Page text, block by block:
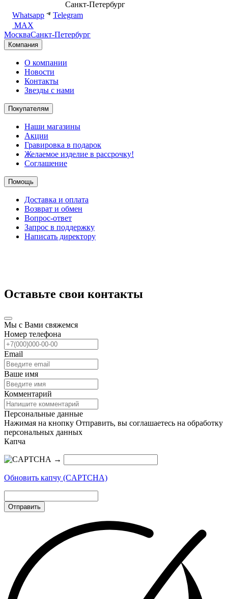
Санкт-Петербург
Whatsapp
Telegram
MAX
МоскваСанкт-Петербург
Компания
О компании
Новости
Контакты
Звезды с нами
Покупателям
Наши магазины
Акции
Гравировка в подарок
Желаемое изделие в рассрочку!
Соглашение
Помощь
Доставка и оплата
Возврат и обмен
Вопрос-ответ
Запрос в поддержку
Написать директору
Оставьте свои контакты
Мы с Вами свяжемся
Номер телефона
Email
Ваше имя
Комментарий
Персональные данные
Нажимая на кнопку Отправить, вы соглашаетесь на обработку
персональных данных
Капча
→
Обновить капчу (CAPTCHA)
Отправить